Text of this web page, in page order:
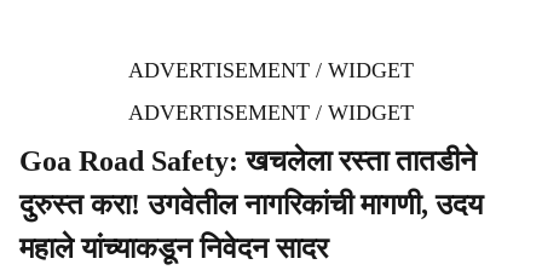
ADVERTISEMENT / WIDGET
ADVERTISEMENT / WIDGET
Goa Road Safety: खचलेला रस्ता तातडीने
दुरुस्त करा! उगवेतील नागरिकांची मागणी, उदय
महाले यांच्याकडून निवेदन सादर